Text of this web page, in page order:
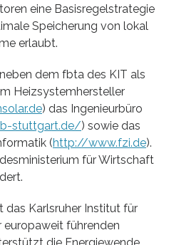
eine Basisregelstrategie
Speicherung von lokal
erlaubt.
dem fbta des KIT als
Heizsystemhersteller
) das Ingenieurbüro
stuttgart.de/) sowie das
(http://www.fzi.de).
für Wirtschaft
das Karlsruher Institut für
europaweit führenden